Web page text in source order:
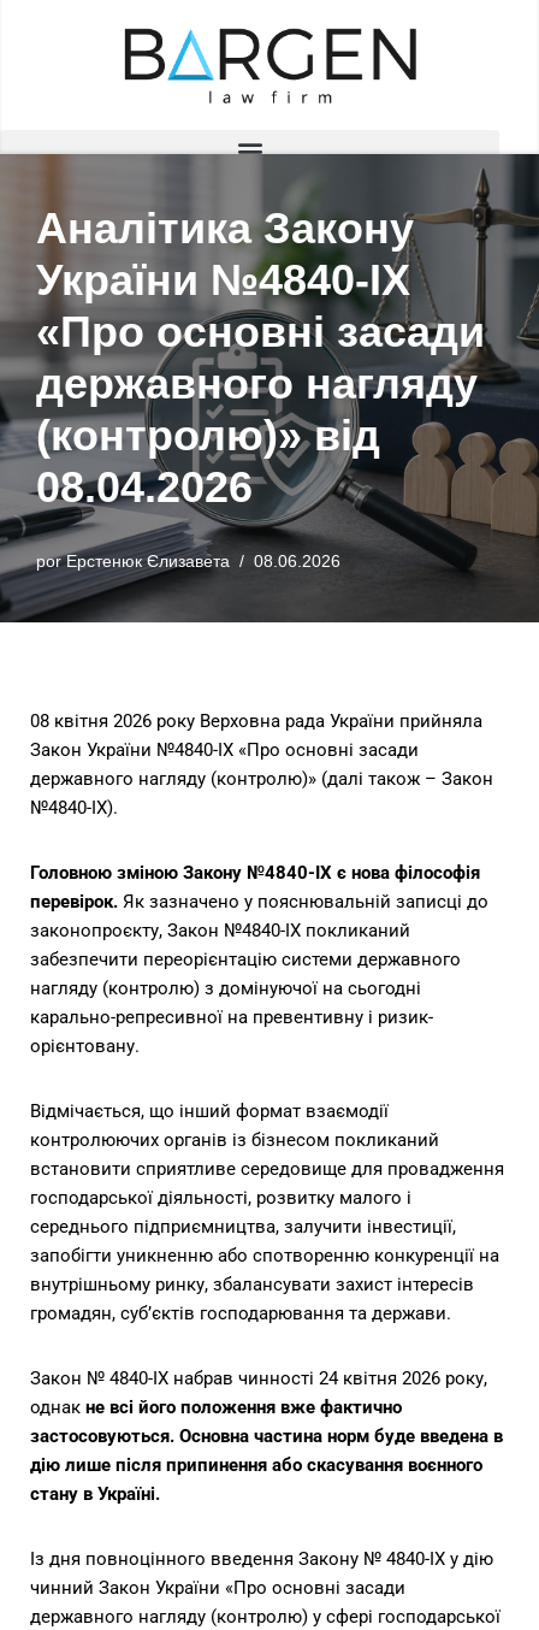
Аналітика Закону
України №4840-IX
«Про основні засади
державного нагляду
(контролю)» від
08.04.2026
porЕрстенюк Єлизавета 08.06.2026
08 квітня 2026 року Верховна рада України прийняла
Закон України №4840-IX «Про основні засади
державного нагляду (контролю)» (далі також – Закон
№4840-IX).
Головною зміною Закону №4840-IX є нова філософія
перевірок. Як зазначено у пояснювальній записці до
законопроєкту, Закон №4840-IX покликаний
забезпечити переорієнтацію системи державного
нагляду (контролю) з домінуючої на сьогодні
карально-репресивної на превентивну і ризик-
орієнтовану.
Відмічається, що інший формат взаємодії
контролюючих органів із бізнесом покликаний
встановити сприятливе середовище для провадження
господарської діяльності, розвитку малого і
середнього підприємництва, залучити інвестиції,
запобігти уникненню або спотворенню конкуренції на
внутрішньому ринку, збалансувати захист інтересів
громадян, суб’єктів господарювання та держави.
Закон № 4840-IX набрав чинності 24 квітня 2026 року,
однак не всі його положення вже фактично
застосовуються. Основна частина норм буде введена в
дію лише після припинення або скасування воєнного
стану в Україні.
Із дня повноцінного введення Закону № 4840-IX у дію
чинний Закон України «Про основні засади
державного нагляду (контролю) у сфері господарської